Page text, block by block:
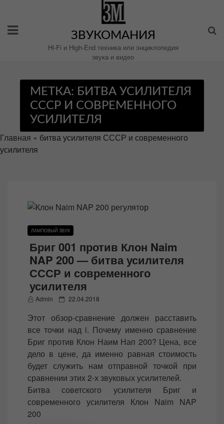
содержимому
ЗВУКОМАНИЯ
Hi-Fi и High-End техника или энциклопедия
звука и видео
МЕТКА: БИТВА УСИЛИТЕЛЯ
СССР И СОВРЕМЕННОГО
УСИЛИТЕЛЯ
Главная » битва усилителя СССР и современного
усилителя
ЛАМПОВЫЙ ЗВУК
Бриг 001 против Клон Naim
NAP 200 — битва усилителя
СССР и современного
усилителя
Admin
P
s
e
d
o
n
22.04.2018
Этот обзор-сравнение должен расставить
все точки над i. Почему именно сравнение
Бриг против Клон Наим Нап 200? Цена, все
дело в цене, да именно равная стоимость
будет служить нам отправной точкой при
сравнении этих 2-х звуковых усилителей.
Битва советского усилителя Бриг и
современного усилителя Клон Naim NAP
200